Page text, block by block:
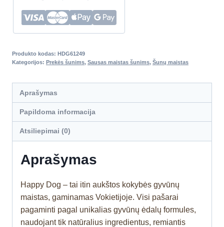
Produkto kodas: HDG61249
Kategorijos: Prekės šunims, Sausas maistas šunims, Šunų maistas
Aprašymas
Papildoma informacija
Atsiliepimai (0)
Aprašymas
Happy Dog – tai itin aukštos kokybės gyvūnų
maistas, gaminamas Vokietijoje. Visi pašarai
pagaminti pagal unikalias gyvūnų ėdalų formules,
naudojant tik natūralius ingredientus, remiantis